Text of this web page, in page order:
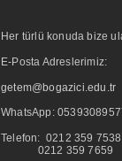
Her türlü konuda bize
E-Posta Adreslerimiz:
getem@bogazici.edu.tr
WhatsApp:
Telefon: 0212 359 7538
0212 359 7659